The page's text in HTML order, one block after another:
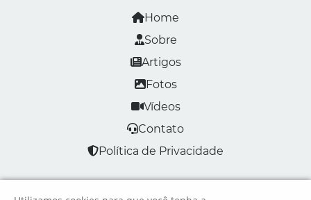
Home
Sobre
Artigos
Fotos
Vídeos
Contato
Política de Privacidade